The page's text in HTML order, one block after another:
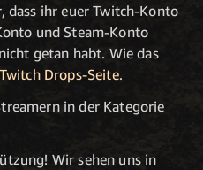
dass ihr euer Twitch-Konto
und Steam-Konto
getan habt. Wie das
Twitch Drops-Seite.
in der Kategorie
Wir sehen uns in